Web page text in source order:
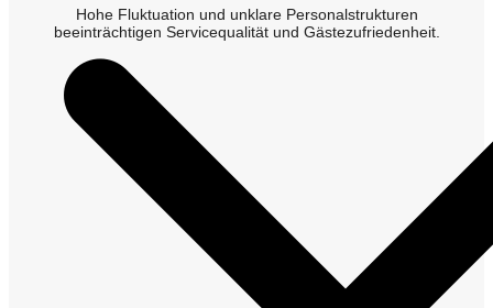
Hohe Fluktuation und unklare Personalstrukturen
beeinträchtigen Servicequalität und Gästezufriedenheit.